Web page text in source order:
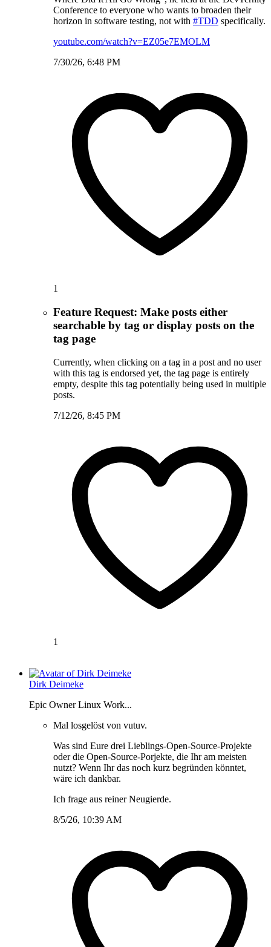
Conference to everyone who wants to broaden their
horizon in software testing, not with #TDD specifically.
youtube.com/watch?v=EZ05e7EMOLM
7/30/26, 6:48 PM
1
Feature Request: Make posts either
searchable by tag or display posts on the
tag page
Currently, when clicking on a tag in a post and no user
with this tag is endorsed yet, the tag page is entirely
empty, despite this tag potentially being used in multiple
posts.
7/12/26, 8:45 PM
1
Dirk Deimeke
Epic Owner Linux Work...
Mal losgelöst von vutuv.
Was sind Eure drei Lieblings-Open-Source-Projekte
oder die Open-Source-Porjekte, die Ihr am meisten
nutzt? Wenn Ihr das noch kurz begründen könntet,
wäre ich dankbar.
Ich frage aus reiner Neugierde.
8/5/26, 10:39 AM